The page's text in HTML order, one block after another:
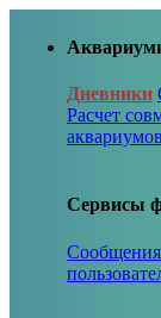
Дневники
Расчет
аквариумов
Сервисы
Сообщения